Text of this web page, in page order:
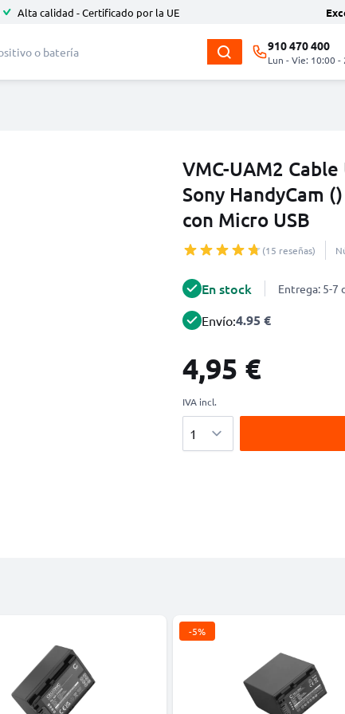
Alta calidad - Certificado por la UE
910 470 400
Lun - Vie: 10:00 -
VMC-UAM2
Sony HandyCam
con Micro USB
(15 reseñas)
En stock Entrega: 5-7
Envío:4.95 €
4,95 €
IVA incl.
-5%